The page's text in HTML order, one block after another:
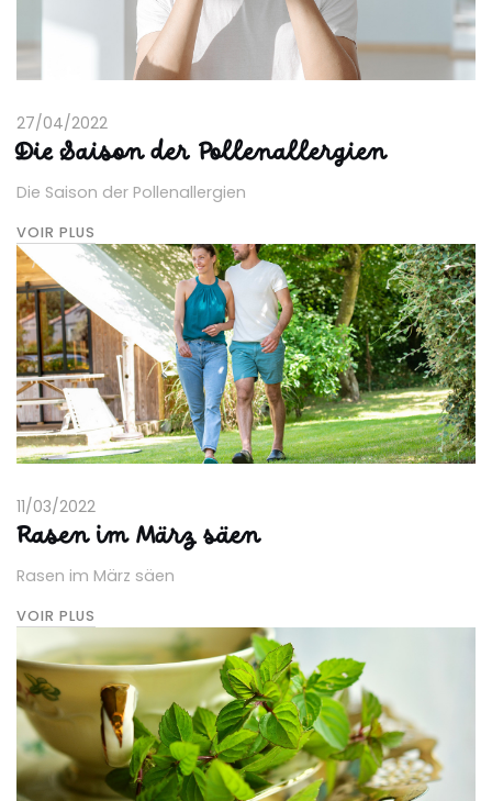
27/04/2022
Die Saison der Pollenallergien
Die Saison der Pollenallergien
VOIR PLUS
11/03/2022
Rasen im März säen
Rasen im März säen
VOIR PLUS